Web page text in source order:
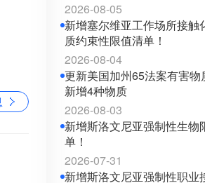
2026-08-05
新增塞尔维亚工作场所接触
质约束性限值清单！
2026-08-04
更新美国加州65法案有害物
新增4种物质
2026-08-03
新增斯洛文尼亚强制性生物
单！
2026-07-31
新增斯洛文尼亚强制性职业